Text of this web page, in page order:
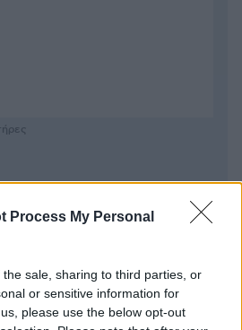
Process My Personal
sale, sharing to third parties, or
or sensitive information for
please use the below opt-out